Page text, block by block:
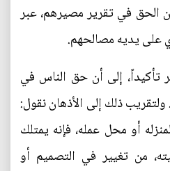
الحق في تقرير مصيرهم، عبر
على يديه مصالحهم.
تأكيداً، إلى أن حق الناس في
ذلك إلى الأذهان نقول:
أو محل عمله، فإنه يمتلك
من تغيير في التصميم أو